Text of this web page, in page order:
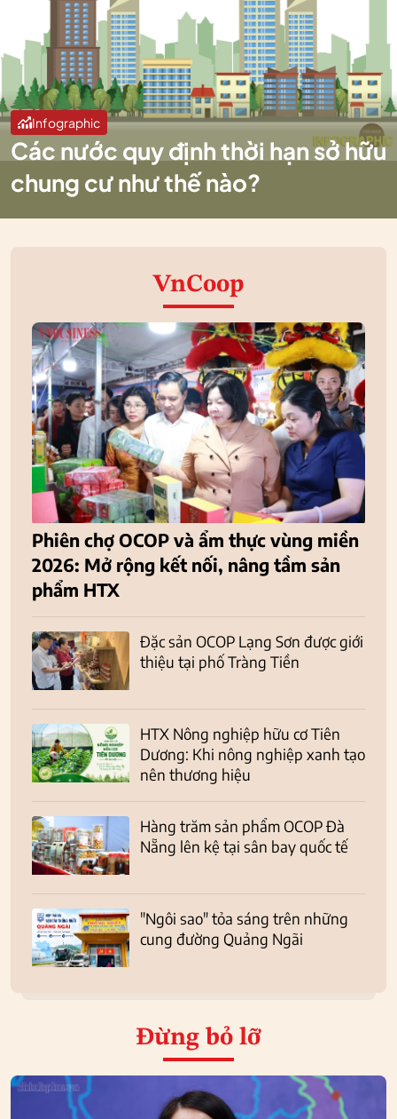
Infographic
Các nước quy định thời hạn sở hữu
chung cư như thế nào?
VnCoop
Phiên chợ OCOP và ẩm thực vùng miền
2026: Mở rộng kết nối, nâng tầm sản
phẩm HTX
Đặc sản OCOP Lạng Sơn được giới
thiệu tại phố Tràng Tiền
HTX Nông nghiệp hữu cơ Tiên
Dương: Khi nông nghiệp xanh tạo
nên thương hiệu
Hàng trăm sản phẩm OCOP Đà
Nẵng lên kệ tại sân bay quốc tế
"Ngôi sao" tỏa sáng trên những
cung đường Quảng Ngãi
Đừng bỏ lỡ